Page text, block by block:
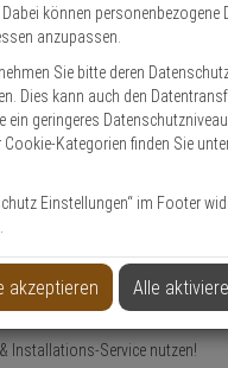
Installations-Service nutzen!
können personenbezogene
anzupassen.
Sie bitte deren
Dies kann auch den
geringeres Datenschutzniveau
Kategorien finden Sie
Einstellungen“ im Footer
akzeptieren Alle